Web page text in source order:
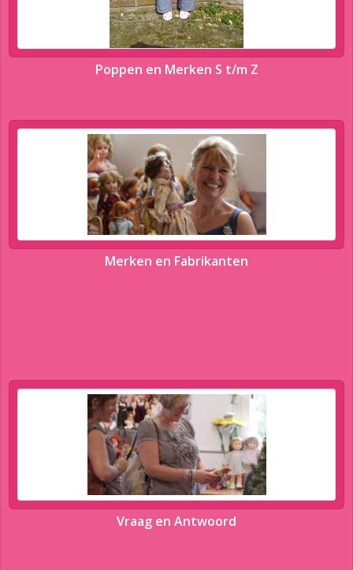
Poppen en Merken S t/m Z
Merken en Fabrikanten
Vraag en Antwoord